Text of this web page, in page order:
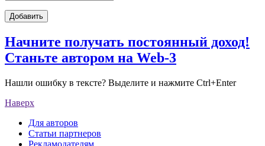
Добавить
Начните получать постоянный доход!
Станьте автором на Web-3
Нашли ошибку в тексте? Выделите и нажмите Ctrl+Enter
Наверх
Для авторов
Статьи партнеров
Рекламодателям